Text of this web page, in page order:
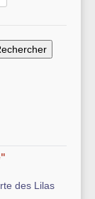
des Lilas